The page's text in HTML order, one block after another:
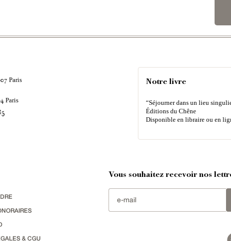
Paris
Paris
Notre livre
“Séjourner dans un lieu
Éditions du Chêne
Disponible en libraire ou en
& CGU
Vous souhaitez recevoir nos